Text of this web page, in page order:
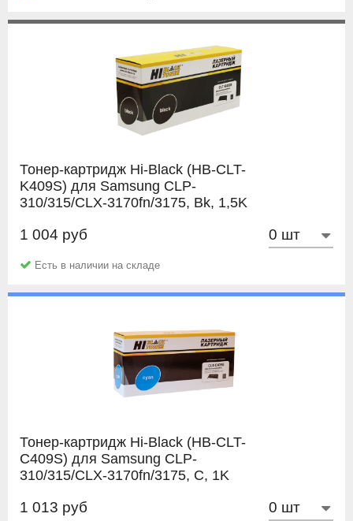
Тонер-картридж Hi-Black (HB-CLT-
K409S) для Samsung CLP-
310/315/CLX-3170fn/3175, Bk, 1,5K
Hi-Black
1 004 руб
Есть в наличии на складе
Тонер-картридж Hi-Black (HB-CLT-
C409S) для Samsung CLP-
310/315/CLX-3170fn/3175, C, 1K
Hi-Black
1 013 руб